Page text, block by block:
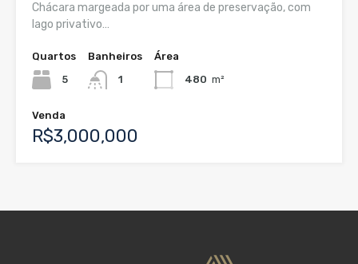
Chácara margeada por uma área de preservação, com
lago privativo…
Quartos
5
Banheiros
1
Área
480 m²
Venda
R$3,000,000